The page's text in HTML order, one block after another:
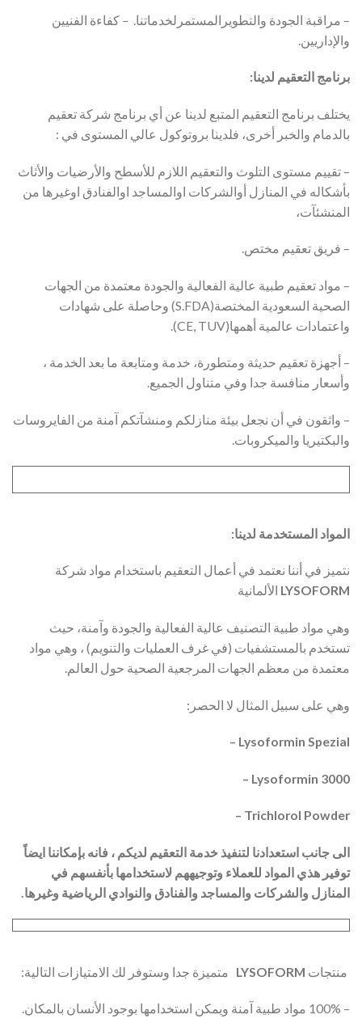
– مراقبة الجودة والتطويرالمستمرلخدماتنا. – كفاءة الفنيين
والإداريين.
برنامج التعقيم لدينا:
يختلف برنامج التعقيم المتبع لدينا عن أي برنامج شركة تعقيم
بالدمام والخبر أخرى، فلدينا بروتوكول عالي المستوى في :
– تقييم مستوى التلوث والتعقيم اللازم للأسطح والأرضيات والأثاث
بأشكاله في المنازل أوالشركات اوالمساجد اوالفنادق اوغيرها من
المنشئآت،
– فريق تعقيم مختص.
– مواد تعقيم طبية عالية الفعالية والجودة معتمدة من الجهات
الصحية السعودية المختصة(S.FDA) وحاصلة على شهادات
واعتمادات عالمية أهمها(CE, TUV).
– أجهزة تعقيم حديثة ومتطورة، خدمة ومتابعة ما بعد الخدمة ،
وأسعار منافسة جدا وفي متناول الجميع.
– واثقون في أن نجعل بيئة منازلكم ومنشآتكم آمنة من الفايروسات
والبكتيريا والميكروبات.
المواد المستخدمة لدينا:
نتميز في أننا نعتمد في أعمال التعقيم باستخدام مواد شركة
LYSOFORM الألمانية
وهي مواد طبية التصنيف عالية الفعالية والجودة وآمنة، حيث
تستخدم بالمستشفيات (في غرف العمليات والتنويم) ، وهي مواد
معتمدة من معظم الجهات المرجعية الصحية حول العالم.
وهي على سبيل المثال لا الحصر:
Lysoformin Spezial –
Lysoformin 3000 –
Trichlorol Powder –
الى جانب استعدادنا لتنفيذ خدمة التعقيم لديكم ، فانه بإمكاننا ايضاً
توفير هذي المواد للعملاء وتوجيههم لاستخدامها بأنفسهم في
المنازل والشركات والمساجد والفنادق والنوادي الرياضية وغيرها.
منتجات LYSOFORM متميزة جدا وستوفر لك الامتيازات التالية:
– 100% مواد طبية آمنة ويمكن استخدامها بوجود الأنسان بالمكان.